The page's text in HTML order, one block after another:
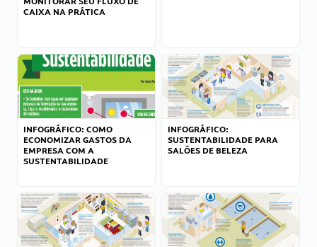
CAIXA NA PRÁTICA
INFOGRÁFICO: COMO
ECONOMIZAR GASTOS DA
EMPRESA COM A
SUSTENTABILIDADE
INFOGRÁFICO:
SUSTENTABILIDADE PARA
SALÕES DE BELEZA